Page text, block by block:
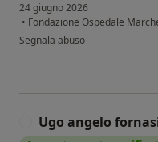
24 giugno 2026
• Fondazione Ospedale
secondo l'opinione dell'utente
Segnala abuso
Ugo angelo